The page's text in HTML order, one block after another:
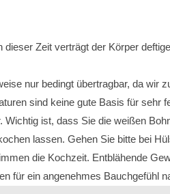
Zeit verträgt der Körper
nur bedingt übertragbar, da wir
sind keine gute Basis für sehr
ist, dass Sie die weißen
lassen. Gehen Sie bitte bei
die Kochzeit. Entblähende
für ein angenehmes Bauchgefühl